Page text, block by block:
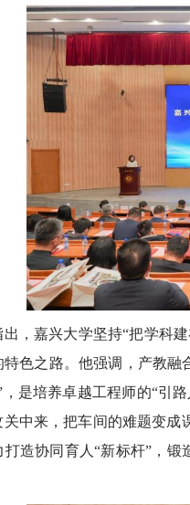
，嘉兴大学坚持“把学科
色之路。他强调，产教
是培养卓越工程师的“引
中来，把车间的难题变
造协同育人“新标杆”，锻